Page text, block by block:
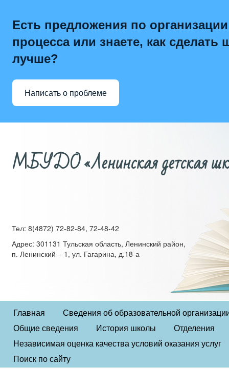
Есть предложения по
процесса или знаете, как сделать
лучше?
Написать о проблеме
МБУДО «Ленинская детская
Тел: 8(4872) 72-82-84, 72-48-42
Адрес: 301131 Тульская область, Ленинский район,
п. Ленинский – 1, ул. Гагарина, д.18-а
Главная
Сведения об образовательной
Общие сведения
История школы
Отделения
Независимая оценка качества условий оказания услуг
Поиск по сайту